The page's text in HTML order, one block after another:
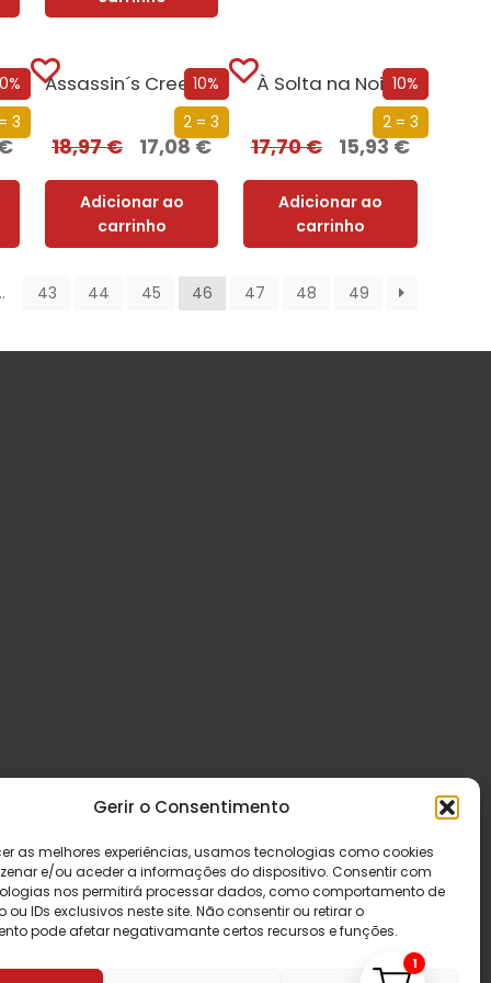
Gerir o Consentimento
as melhores experiências, usamos tecnologias como cookies
e/ou aceder a informações do dispositivo. Consentir com
nos permitirá processar dados, como comportamento de
IDs exclusivos neste site. Não consentir ou retirar o
pode afetar negativamante certos recursos e funções.
3
10%
2 = 3
Assassin´s Creed – Cruzada Secreta
18,97€ 17,08€
Adicionar ao
carrinho
10%
2 = 3
À Solta na Noite
17,70€ 15,93€
Adicionar ao
carrinho
43 44 45 46 47 48 49
1